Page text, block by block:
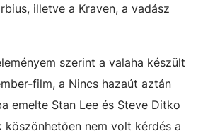
illetve a Kraven, a vadász
szerint a valaha készült
film, a Nincs hazaút aztán
emelte Stan Lee és Steve Ditko
köszönhetően nem volt kérdés a